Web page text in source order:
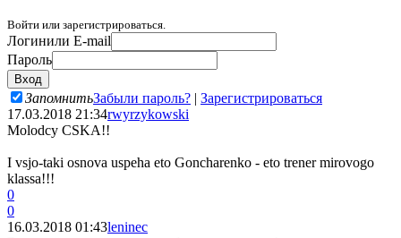
Войти или зарегистрироваться.
Логинили E-mail
Пароль
ЗапомнитьЗабыли пароль? | Зарегистрироваться
17.03.2018 21:34rwyrzykowski
Molodcy CSKA!!
I vsjo-taki osnova uspeha eto Goncharenko - eto trener mirovogo
klassa!!!
0
0
16.03.2018 01:43leninec